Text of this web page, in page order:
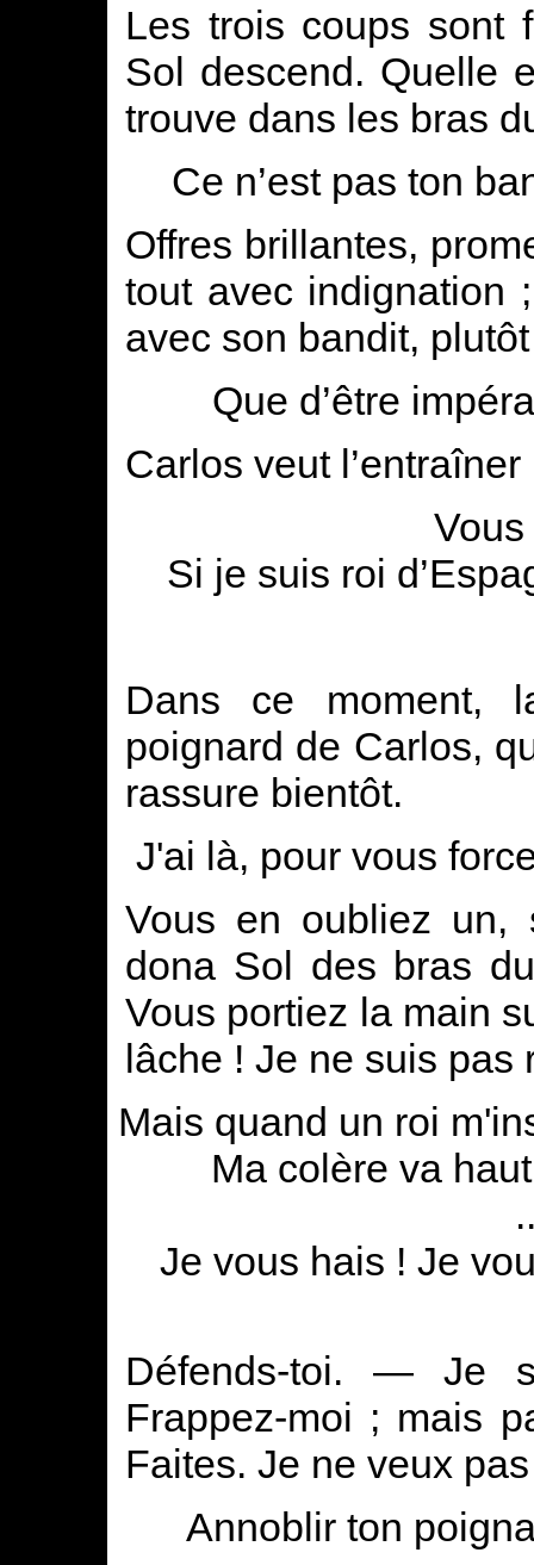
Les trois coups sont
Sol descend. Quelle
trouve dans les bras
Ce n’est pas ton
Offres brillantes,
tout avec indignation
avec son bandit, plutôt
Que d’être
Carlos veut l’entraîner
Si je suis roi
Dans ce moment,
poignard de Carlos,
rassure bientôt.
J'ai là, pour vous
Vous en oubliez un,
dona Sol des bras
Vous portiez la main
lâche ! Je ne suis pas
Mais quand un roi
Ma colère va
Je vous hais ! Je
Défends-toi. — Je
Frappez-moi ; mais
Faites. Je ne veux pas
Annoblir ton